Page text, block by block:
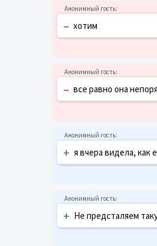
– хотим
– все равно она
+ я вчера видела, как
+ Не предсталяем